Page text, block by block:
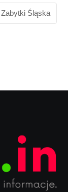
Zabytki Śląska